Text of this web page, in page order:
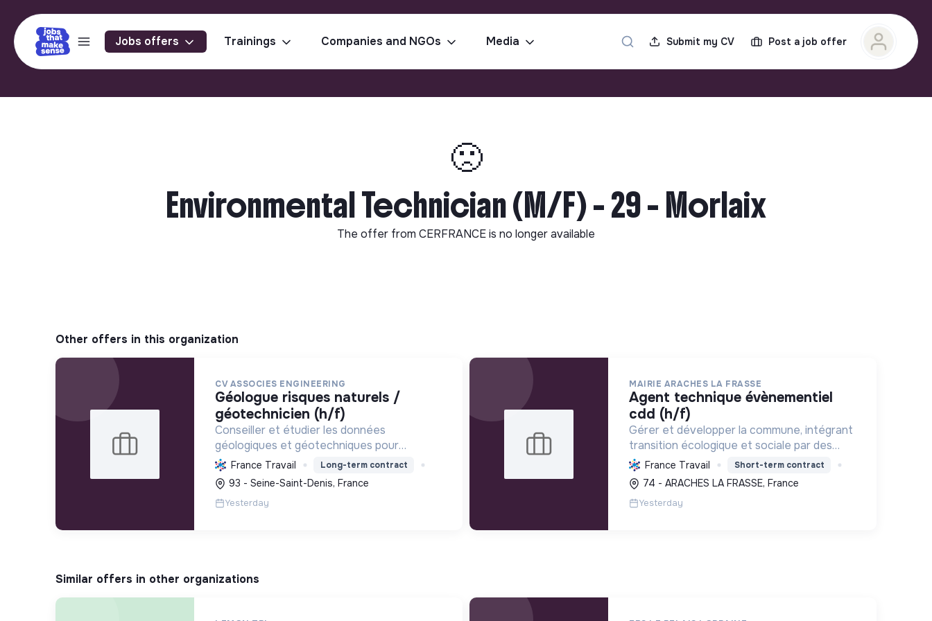
Jobs offers Trainings Companies and NGOs Media Submit my CV Post a job offer
🙁
Environmental Technician (M/F) - 29 - Morlaix
The offer from CERFRANCEis no longer available
Other offers in this organization
CV ASSOCIES ENGINEERING
géologue risques naturels /
géotechnicien (h/f)
Conseiller et étudier les données
géologiques et géotechniques pour
prévenir les risques naturels, sécuriser les
infrastructures et s'engager activement
dans la transition écologique et sociale.
France Travail Long-term contract
93 - Seine-Saint-Denis, France
Yesterday
MAIRIE ARACHES LA FRASSE
agent technique évènementiel
cdd (h/f)
Gérer et développer la commune, intégrant
transition écologique et sociale par des
logements, l'environnement bâti, la
préservation des ressources et le soutien
associatif.
France Travail Short-term contract
74 - ARACHES LA FRASSE, France
Yesterday
Similar offers in other organizations